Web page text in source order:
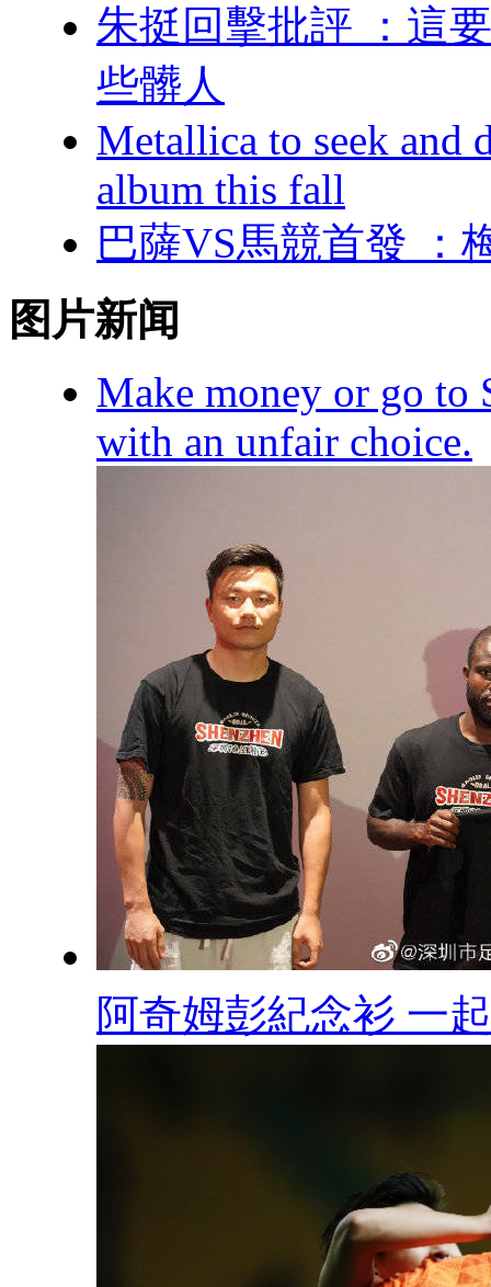
朱挺回擊批評 ：
些髒人
Metallica to seek and
album this fall
巴薩VS馬競首發 
图片新闻
Make money or go to
with an unfair choice.
阿奇姆彭紀念衫 一